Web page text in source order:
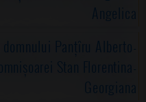
Angelica
Panțîru Alberto-
Stan Florentina-
Georgiana